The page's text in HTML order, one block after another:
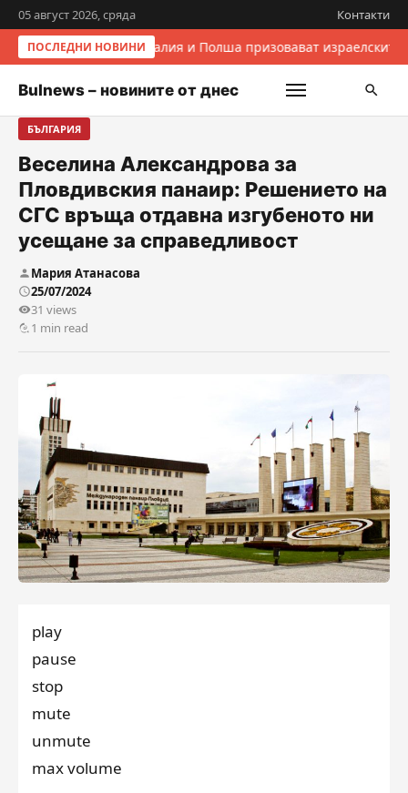
05 август 2026, сряда Контакти
ПОСЛЕДНИ НОВИНИИталия и Полша призовават
Bulnews – новините от днес
БЪЛГАРИЯ
Веселина Александрова за
Пловдивския панаир: Решението на
СГС връща отдавна изгубеното ни
усещане за справедливост
Мария Атанасова
25/07/2024
31 views
1 min read
play
pause
stop
mute
unmute
max volume